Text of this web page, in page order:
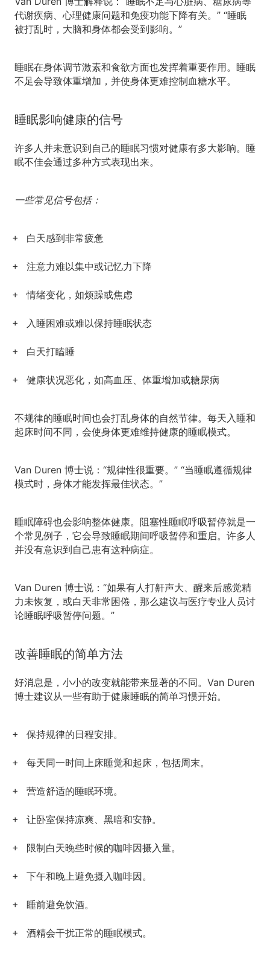
代谢疾病、心理健康问题和免疫功能下降有关。” “睡眠
被打乱时，大脑和身体都会受到影响。”
睡眠在身体调节激素和食欲方面也发挥着重要作用。睡眠
不足会导致体重增加，并使身体更难控制血糖水平。
睡眠影响健康的信号
许多人并未意识到自己的睡眠习惯对健康有多大影响。睡
眠不佳会通过多种方式表现出来。
一些常见信号包括：
白天感到非常疲惫
注意力难以集中或记忆力下降
情绪变化，如烦躁或焦虑
入睡困难或难以保持睡眠状态
白天打瞌睡
健康状况恶化，如高血压、体重增加或糖尿病
不规律的睡眠时间也会打乱身体的自然节律。每天入睡和
起床时间不同，会使身体更难维持健康的睡眠模式。
Van Duren 博士说：“规律性很重要。” “当睡眠遵循规律
模式时，身体才能发挥最佳状态。”
睡眠障碍也会影响整体健康。阻塞性睡眠呼吸暂停就是一
个常见例子，它会导致睡眠期间呼吸暂停和重启。许多人
并没有意识到自己患有这种病症。
Van Duren 博士说：“如果有人打鼾声大、醒来后感觉精
力未恢复，或白天非常困倦，那么建议与医疗专业人员讨
论睡眠呼吸暂停问题。”
改善睡眠的简单方法
好消息是，小小的改变就能带来显著的不同。Van Duren
博士建议从一些有助于健康睡眠的简单习惯开始。
保持规律的日程安排。
每天同一时间上床睡觉和起床，包括周末。
营造舒适的睡眠环境。
让卧室保持凉爽、黑暗和安静。
限制白天晚些时候的咖啡因摄入量。
下午和晚上避免摄入咖啡因。
睡前避免饮酒。
酒精会干扰正常的睡眠模式。